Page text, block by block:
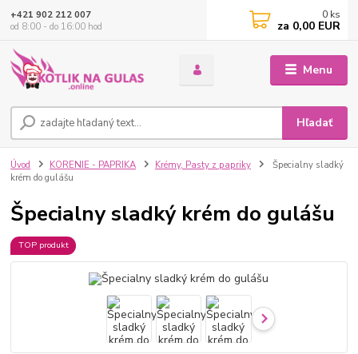
Menu
Hľadať
+421 902 212 007
od 8:00 - do 16:00 hod
0 ks
za 0,00 EUR
Úvod KORENIE - PAPRIKA Krémy, Pasty z papriky
Špecialny sladký
krém do gulášu
Špecialny sladký krém do gulášu
TOP produkt